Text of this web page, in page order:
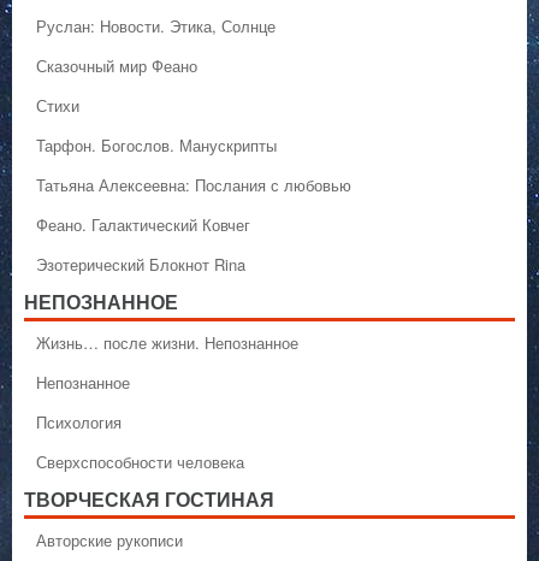
Руслан: Новости. Этика, Солнце
Сказочный мир Феано
Стихи
Тарфон. Богослов. Манускрипты
Татьяна Алексеевна: Послания с любовью
Феано. Галактический Ковчег
Эзотерический Блокнот Rina
НЕПОЗНАННОЕ
Жизнь… после жизни. Непознанное
Непознанное
Психология
Сверхспособности человека
ТВОРЧЕСКАЯ ГОСТИНАЯ
Авторские рукописи